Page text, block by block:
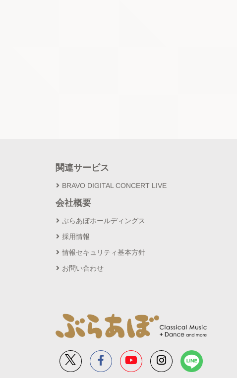
関連サービス
BRAVO DIGITAL CONCERT LIVE
会社概要
ぶらあぼホールディングス
採用情報
情報セキュリティ基本方針
お問い合わせ